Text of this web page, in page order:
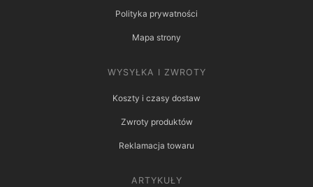
Polityka prywatności
Mapa strony
WYSYŁKA I ZWROTY
Koszty i czasy dostaw
Zwroty produktów
Reklamacja towaru
ARTYKUŁY